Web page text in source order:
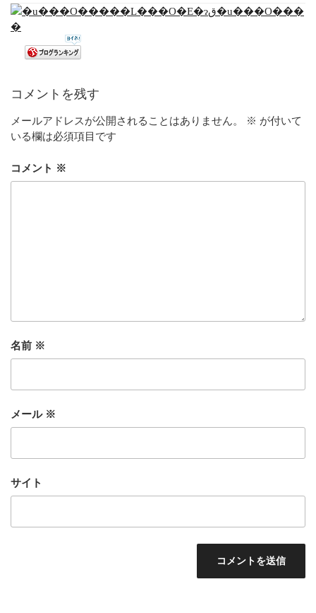
コメントを残す
メールアドレスが公開されることはありません。 ※ が付いて
いる欄は必須項目です
コメント ※
名前 ※
メール ※
サイト